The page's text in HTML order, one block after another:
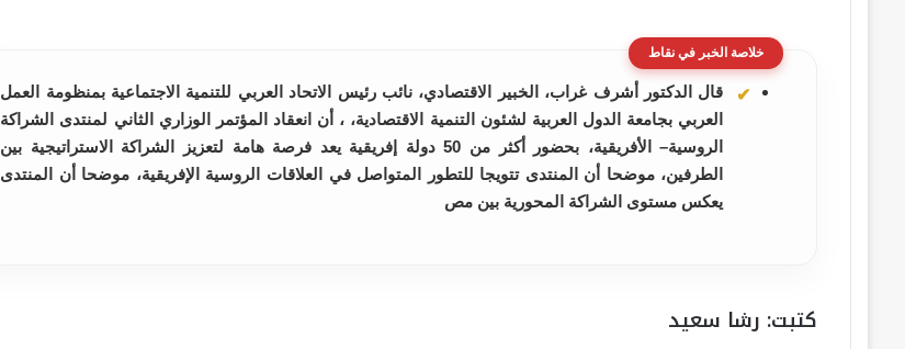
خلاصة الخبر في نقاط
قال الدكتور أشرف غراب، الخبير الاقتصادي، نائب رئيس الاتحاد العربي للتنمية الاجتماعية بمنظومة العمل
العربي بجامعة الدول العربية لشئون التنمية الاقتصادية، ، أن انعقاد المؤتمر الوزاري الثاني لمنتدى الشراكة
الروسية– الأفريقية، بحضور أكثر من 50 دولة إفريقية يعد فرصة هامة لتعزيز الشراكة الاستراتيجية بين
الطرفين، موضحا أن المنتدى تتويجا للتطور المتواصل في العلاقات الروسية الإفريقية، موضحا أن المنتدى
يعكس مستوى الشراكة المحورية بين مص
كتبت: رشا سعيد